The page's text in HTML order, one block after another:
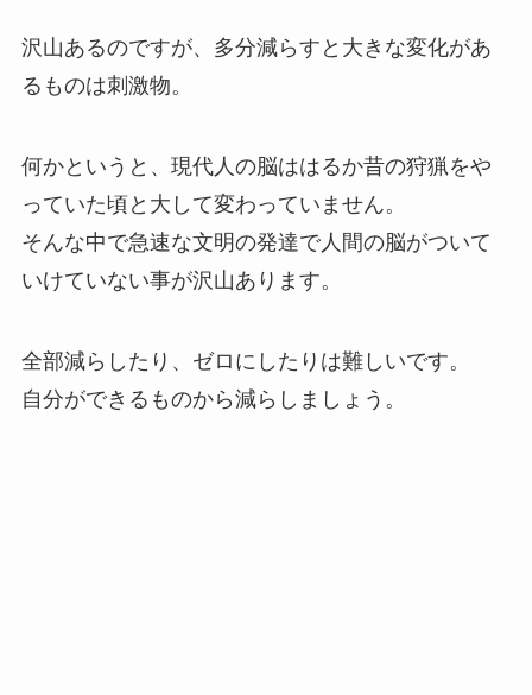
沢山あるのですが、多分減らすと大きな変化があ
るものは刺激物。
何かというと、現代人の脳ははるか昔の狩猟をや
っていた頃と大して変わっていません。
そんな中で急速な文明の発達で人間の脳がついて
いけていない事が沢山あります。
全部減らしたり、ゼロにしたりは難しいです。
自分ができるものから減らしましょう。